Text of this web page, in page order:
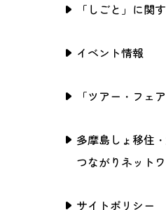
「しごと」に関
イベント情報
「ツアー・フェ
多摩島しょ移住
つながりネット
サイトポリシー